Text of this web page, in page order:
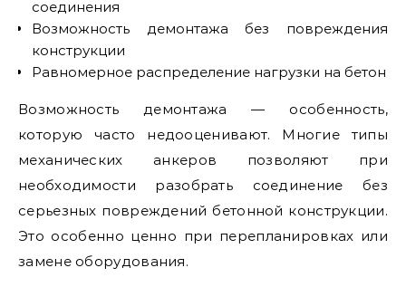
соединения
Возможность демонтажа без повреждения
конструкции
Равномерное распределение нагрузки на бетон
Возможность демонтажа — особенность,
которую часто недооценивают. Многие типы
механических анкеров позволяют при
необходимости разобрать соединение без
серьезных повреждений бетонной конструкции.
Это особенно ценно при перепланировках или
замене оборудования.